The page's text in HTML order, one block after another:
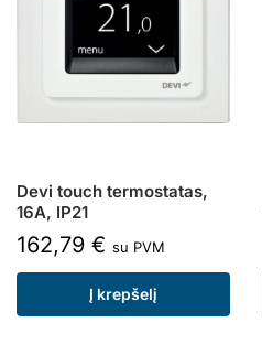
Devi touch termostatas,
16A, IP21
162,79 € su PVM
Į krepšelį